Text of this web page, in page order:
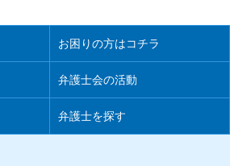
お困りの方はコチラ
弁護士会の活動
弁護士を探す